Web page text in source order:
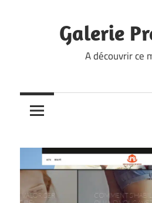
Galerie
A découvrir ce